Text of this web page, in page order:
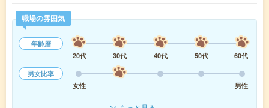
職場の雰囲気
年齢層
20代
30代 40代 50代
60代
男女比率
女性
男性